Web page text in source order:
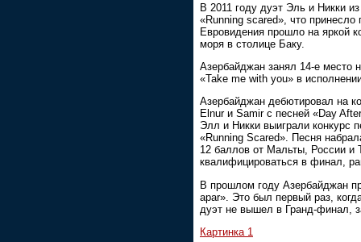
В 2011 году дуэт Эль и Никки
«Running scared», что принесло
Евровидения прошло на яркой
моря в столице Баку.
Азербайджан занял 14-е место
«Take me with you» в
Азербайджан дебютировал на
Elnur и Samir с песней «Day
Элл и Никки выиграли конкурс
«Running Scared». Песня
12 баллов от Мальты, России и
квалифицироваться в финал,
В прошлом году Азербайджан
apar». Это был первый раз,
дуэт не вышел в Гранд-финал,
Картинка 1